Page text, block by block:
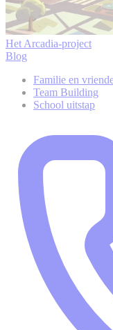
Het Arcadia-project
Blog
Familie en
Team Building
School uitstap